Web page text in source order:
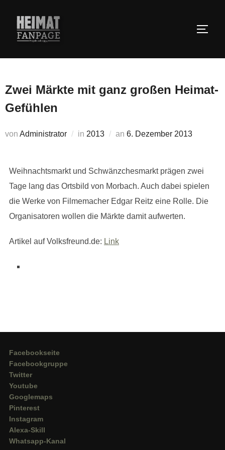
Inhalt
springen
Zwei Märkte mit ganz großen Heimat-
Gefühlen
von Administrator in 2013 an Veröffentlicht
6. Dezember 2013
Weihnachtsmarkt und Schwänzchesmarkt prägen zwei
Tage lang das Ortsbild von Morbach. Auch dabei spielen
die Werke von Filmemacher Edgar Reitz eine Rolle. Die
Organisatoren wollen die Märkte damit aufwerten.
Artikel auf Volksfreund.de: Link
Facebookseite
Facebookgruppe
Twitter
Youtube
Googlemaps
Pinterest
Instagram
Alexa-Skill
Whatsapp-Kanal